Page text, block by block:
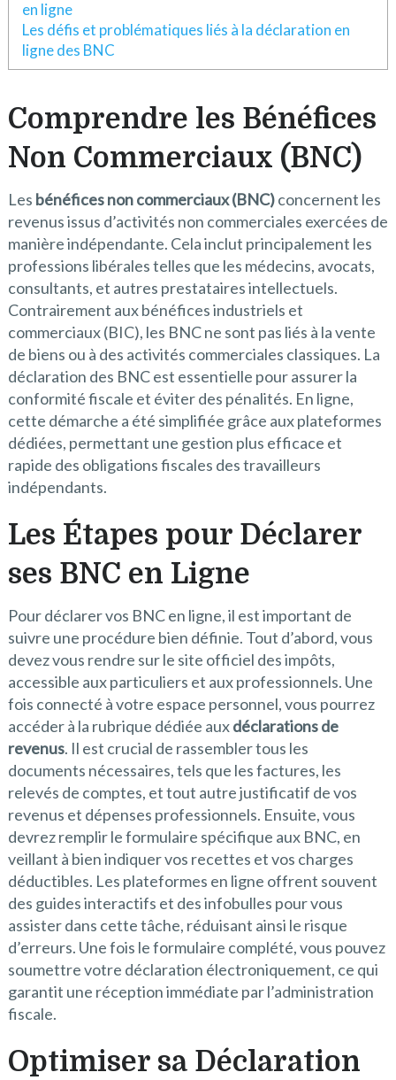
en ligne
Les défis et problématiques liés à la déclaration en
ligne des BNC
Comprendre les Bénéfices
Non Commerciaux (BNC)
Les bénéfices non commerciaux (BNC)concernent les
revenus issus d’activités non commerciales exercées de
manière indépendante. Cela inclut principalement les
professions libérales telles que les médecins, avocats,
consultants, et autres prestataires intellectuels.
Contrairement aux bénéfices industriels et
commerciaux (BIC), les BNC ne sont pas liés à la vente
de biens ou à des activités commerciales classiques. La
déclaration des BNC est essentielle pour assurer la
conformité fiscale et éviter des pénalités. En ligne,
cette démarche a été simplifiée grâce aux plateformes
dédiées, permettant une gestion plus efficace et
rapide des obligations fiscales des travailleurs
indépendants.
Les Étapes pour Déclarer
ses BNC en Ligne
Pour déclarer vos BNC en ligne, il est important de
suivre une procédure bien définie. Tout d’abord, vous
devez vous rendre sur le site officiel des impôts,
accessible aux particuliers et aux professionnels. Une
fois connecté à votre espace personnel, vous pourrez
accéder à la rubrique dédiée auxdéclarations de
revenus. Il est crucial de rassembler tous les
documents nécessaires, tels que les factures, les
relevés de comptes, et tout autre justificatif de vos
revenus et dépenses professionnels. Ensuite, vous
devrez remplir le formulaire spécifique aux BNC, en
veillant à bien indiquer vos recettes et vos charges
déductibles. Les plateformes en ligne offrent souvent
des guides interactifs et des infobulles pour vous
assister dans cette tâche, réduisant ainsi le risque
d’erreurs. Une fois le formulaire complété, vous pouvez
soumettre votre déclaration électroniquement, ce qui
garantit une réception immédiate par l’administration
fiscale.
Optimiser sa Déclaration